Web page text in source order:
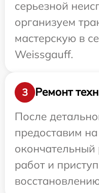
серьезной
организуем
мастерскую в
Weissgauff.
3
Ремонт
После
предоставим
окончательный
работ и